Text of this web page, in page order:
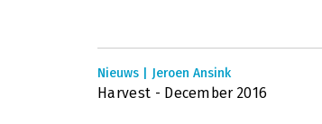
Nieuws | Jeroen Ansink
Harvest - December 2016